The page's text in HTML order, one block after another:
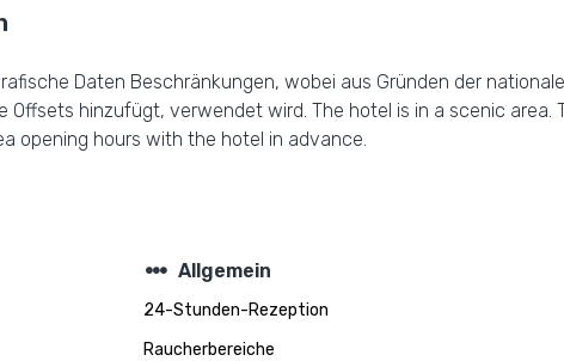
Daten Beschränkungen, wobei aus Gründen der
Offsets hinzufügt, verwendet wird. The hotel is in a scenic
opening hours with the hotel in advance.
steppers Allgemein
24-Stunden-Rezeption
Raucherbereiche